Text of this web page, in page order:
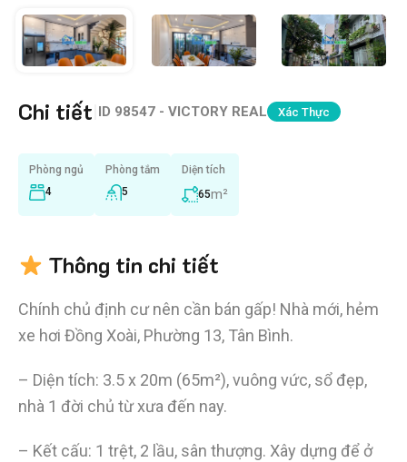
Chi tiết ID 98547 - VICTORY REAL Xác Thực
Phòng ngủ
4
Phòng tắm
5
Diện tích
65m²
Thông tin chi tiết
Chính chủ định cư nên cần bán gấp! Nhà mới, hẻm
xe hơi Đồng Xoài, Phường 13, Tân Bình.
– Diện tích: 3.5 x 20m (65m²), vuông vức, sổ đẹp,
nhà 1 đời chủ từ xưa đến nay.
– Kết cấu: 1 trệt, 2 lầu, sân thượng. Xây dựng để ở